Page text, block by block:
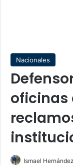
Nacionales
oficinas
Ismael Hernández